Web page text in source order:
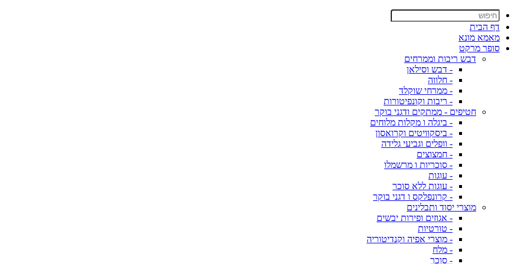
דף הבית
מאמא מונא
סופר מרקט
דבש ריבות וממרחים
- דבש וסילאן
- חלווה
- ממרחי שוקלד
- ריבות וקונפיטורות
חטיפים - ממתקים ודגני בוקר
- ביגלה ו מקלות מלוחים
- ביסקוויטים וקרואסון
- וופלים וגביעי גלידה
- חמצוצים
- סוכריות ו מרשמלו
- עוגות
- עוגות ללא סוכר
- קרונפלקס ו דגני בוקר
מוצרי יסוד ותבלינים
- אגוזים ופירות יבשים
- טורטיות
- מוצרי אפיה וקנדיטוריה
- מלח
- סוכר